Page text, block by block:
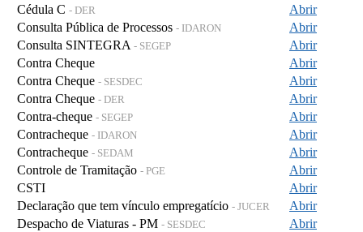
Cédula C - DER
Abrir
Consulta Pública de Processos - IDARON
Abrir
Consulta SINTEGRA - SEGEP
Abrir
Contra Cheque
Abrir
Contra Cheque - SESDEC
Abrir
Contra Cheque - DER
Abrir
Contra-cheque - SEGEP
Abrir
Contracheque - IDARON
Abrir
Contracheque - SEDAM
Abrir
Controle de Tramitação - PGE
Abrir
CSTI
Abrir
Declaração que tem vínculo empregatício - JUCER
Abrir
Despacho de Viaturas - PM - SESDEC
Abrir